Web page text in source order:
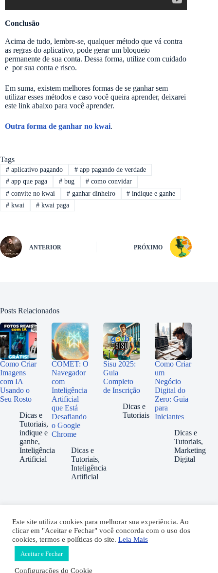
Conclusão
Acima de tudo, lembre-se, qualquer método que vá contra
as regras do aplicativo, pode gerar um bloqueio
permanente de sua conta. Dessa forma, utilize com cuidado
e por sua conta e risco.
Em suma, existem melhores formas de se ganhar sem
utilizar esses métodos e caso você queira aprender, deixarei
este link abaixo para você aprender.
Outra forma de ganhar no kwai.
Tags
#aplicativo pagando #app pagando de verdade
#app que paga #bug # como convidar
#convite no kwai #ganhar dinheiro # indique e ganhe
#kwai #kwai paga
ANTERIOR PRÓXIMO
Posts Relacionados
Como Criar
Imagens
com IA
Usando o
Seu Rosto
Dicas e
Tutoriais,
indique e
ganhe,
Inteligência
Artificial
COMET: O
Navegador
com
Inteligência
Artificial
que Está
Desafiando
o Google
Chrome
Dicas e
Tutoriais,
Inteligência
Artificial
Sisu 2025:
Guia
Completo
de Inscrição
Dicas e
Tutoriais
Como Criar
um
Negócio
Digital do
Zero: Guia
para
Iniciantes
Dicas e
Tutoriais,
Marketing
Digital
TERMOS DE USO POLÍTICA PRIVACIDADE
Este site utiliza cookies para melhorar sua experiência. Ao
clicar em "Aceitar e Fechar" você concorda com o uso dos
cookies, termos e políticas do site. Leia Mais
Aceitar e Fechar
Configurações do Cookie